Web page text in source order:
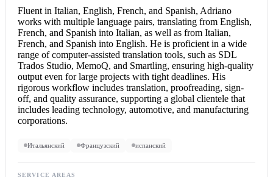
Fluent in Italian, English, French, and Spanish, Adriano
works with multiple language pairs, translating from English,
French, and Spanish into Italian, as well as from Italian,
French, and Spanish into English. He is proficient in a wide
range of computer-assisted translation tools, such as SDL
Trados Studio, MemoQ, and Smartling, ensuring high-quality
output even for large projects with tight deadlines. His
rigorous workflow includes translation, proofreading, sign-
off, and quality assurance, supporting a global clientele that
includes leading technology, automotive, and manufacturing
corporations.
Итальянский Французский испанский
SERVICE AREAS